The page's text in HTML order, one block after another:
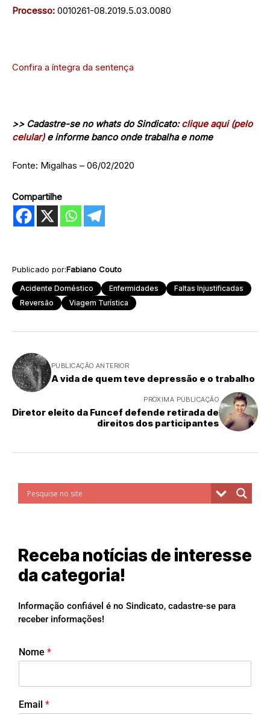
Processo: 0010261-08.2019.5.03.0080
Confira a íntegra da sentença
>> Cadastre-se no whats do Sindicato:clique aqui (pelo
celular)e informe banco onde trabalha e nome
Fonte: Migalhas – 06/02/2020
Compartilhe
Publicado por:Fabiano Couto
Acidente Doméstico Enfermidades
Faltas Injustificadas
Reversão
Viagem Turística
PUBLICAÇÃO ANTERIOR
A vida de quem teve depressão e o trabalho
PRÓXIMA PUBLICAÇÃO
Diretor eleito da Funcef defende retirada de
direitos dos participantes
Receba notícias de interesse
da categoria!
Informação confiável é no Sindicato, cadastre-se para
receber informações!
Nome *
Email *